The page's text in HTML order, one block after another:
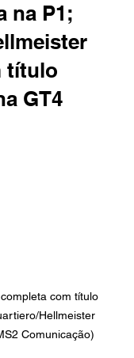
na P1;
título
GT4
com título
Hellmeister
Comunicação)